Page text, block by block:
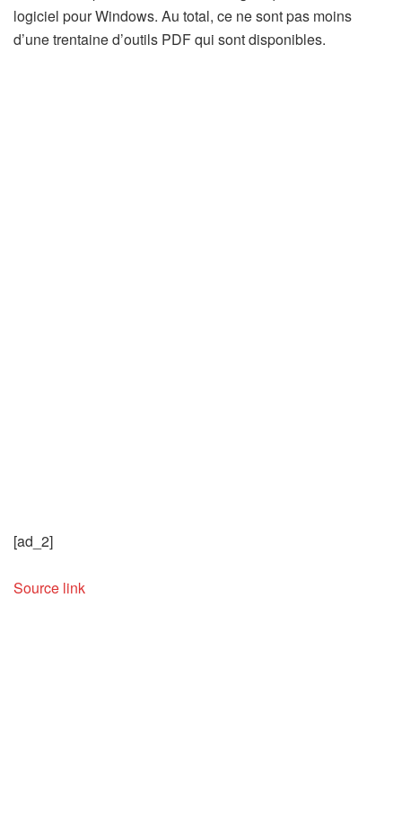
logiciel pour Windows. Au total, ce ne sont pas moins
d’une trentaine d’outils PDF qui sont disponibles.
[ad_2]
Source link